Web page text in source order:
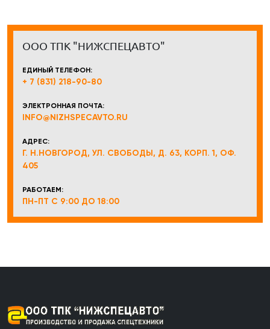
ООО ТПК "НИЖСПЕЦАВТО"
ЕДИНЫЙ ТЕЛЕФОН:
+ 7 (831) 218-90-80
ЭЛЕКТРОННАЯ ПОЧТА:
INFO@NIZHSPECAVTO.RU
АДРЕС:
Г. Н.НОВГОРОД, УЛ. СВОБОДЫ, Д. 63, КОРП. 1, ОФ.
405
РАБОТАЕМ:
ПН-ПТ С 9:00 ДО 18:00